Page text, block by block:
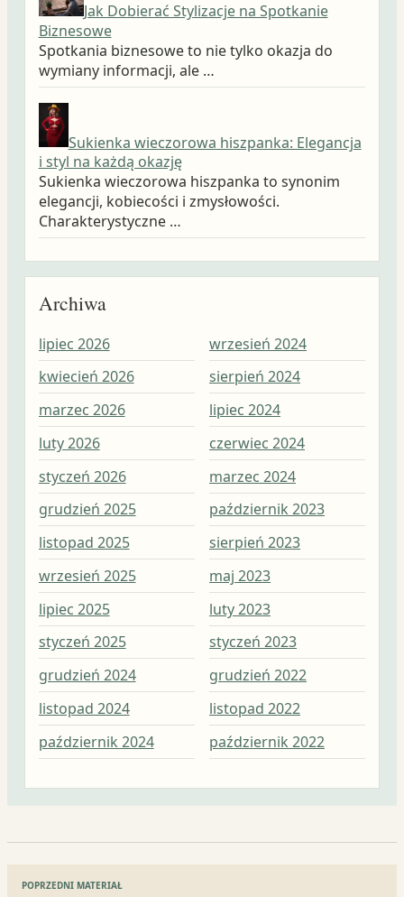
Jak Dobierać Stylizacje na Spotkanie
Biznesowe
Spotkania biznesowe to nie tylko okazja do
wymiany informacji, ale …
Sukienka wieczorowa hiszpanka: Elegancja
i styl na każdą okazję
Sukienka wieczorowa hiszpanka to synonim
elegancji, kobiecości i zmysłowości.
Charakterystyczne …
Archiwa
lipiec 2026
kwiecień 2026
marzec 2026
luty 2026
styczeń 2026
grudzień 2025
listopad 2025
wrzesień 2025
lipiec 2025
styczeń 2025
grudzień 2024
listopad 2024
październik 2024
wrzesień 2024
sierpień 2024
lipiec 2024
czerwiec 2024
marzec 2024
październik 2023
sierpień 2023
maj 2023
luty 2023
styczeń 2023
grudzień 2022
listopad 2022
październik 2022
Nawigacja
POPRZEDNI MATERIAŁ